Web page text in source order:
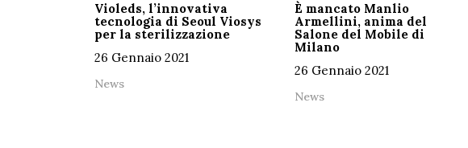
Violeds, l’innovativa
tecnologia di Seoul Viosys
per la sterilizzazione
26 Gennaio 2021
News
È mancato Manlio
Armellini, anima del
Salone del Mobile di
Milano
26 Gennaio 2021
News